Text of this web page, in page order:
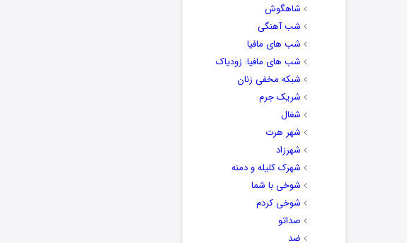
شاهگوش
شب آهنگی
شب های مافیا
شب های مافیا: زودیاک
شبکه مخفی زنان
شریک جرم
شغال
شهر هرت
شهرزاد
شهرک کلیله و دمنه
شوخی با شما
شوخی کردم
صداتو
ضد